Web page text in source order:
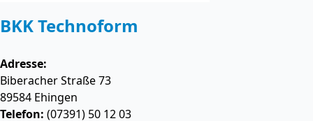
BKK Technoform
Adresse:
Biberacher Straße 73
89584 Ehingen
Telefon: (07391) 50 12 03